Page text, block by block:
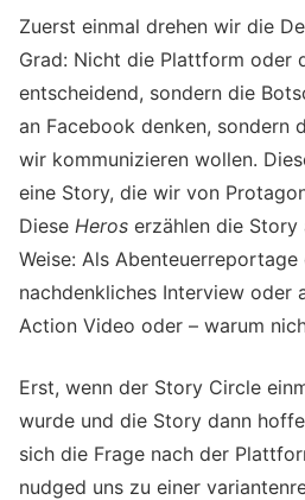
Zuerst einmal drehen wir die
Grad: Nicht die Plattform oder
entscheidend, sondern die
an Facebook denken, sondern
wir kommunizieren wollen.
eine Story, die wir von
Diese Heros erzählen die
Weise: Als
nachdenkliches Interview oder
Action Video oder – warum
Erst, wenn der Story Circle
wurde und die Story dann
sich die Frage nach der
nudged uns zu einer